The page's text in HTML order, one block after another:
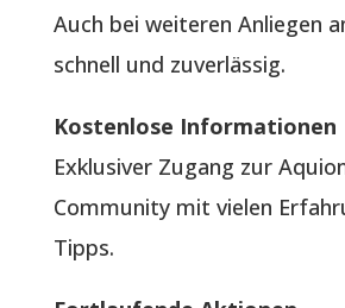
Auch bei weiteren Anliegen
schnell und zuverlässig.
Kostenlose Informationen
Exklusiver Zugang zur
Community mit vielen
Tipps.